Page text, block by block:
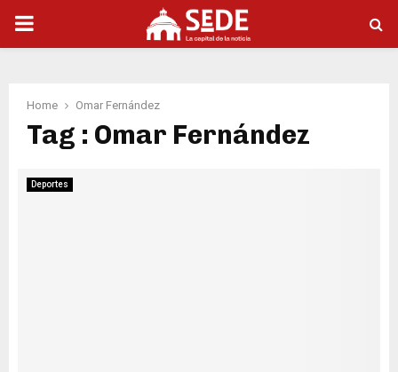
PRIMARY
Home Omar Fernández
Tag : Omar Fernández
Deportes